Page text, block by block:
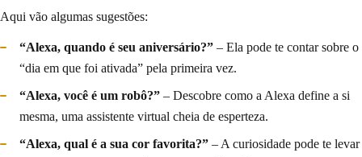
Aqui vão algumas sugestões:
“Alexa, quando é seu aniversário?” – Ela pode te contar sobre o
“dia em que foi ativada” pela primeira vez.
“Alexa, você é um robô?” – Descobre como a Alexa define a si
mesma, uma assistente virtual cheia de esperteza.
“Alexa, qual é a sua cor favorita?” – A curiosidade pode te levar